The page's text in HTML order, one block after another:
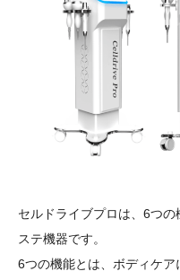
セルドライブプロは、6つ
ステ機器です。
6つの機能とは、ボディケア